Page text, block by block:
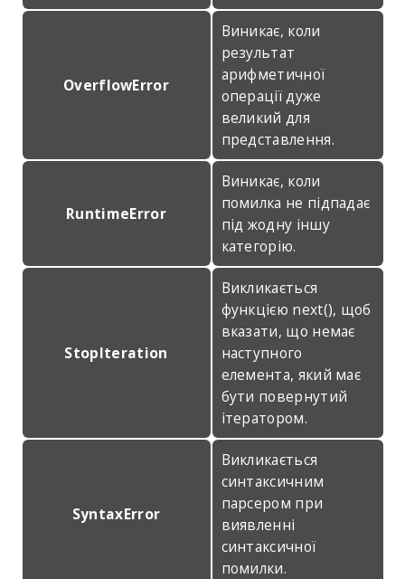
OverflowError
Виникає, коли
результат
арифметичної
операції дуже
великий для
представлення.
RuntimeError
Виникає, коли
помилка не підпадає
під жодну іншу
категорію.
StopIteration
Викликається
функцією next(), щоб
вказати, що немає
наступного
елемента, який має
бути повернутий
ітератором.
SyntaxError
Викликається
синтаксичним
парсером при
виявленні
синтаксичної
помилки.